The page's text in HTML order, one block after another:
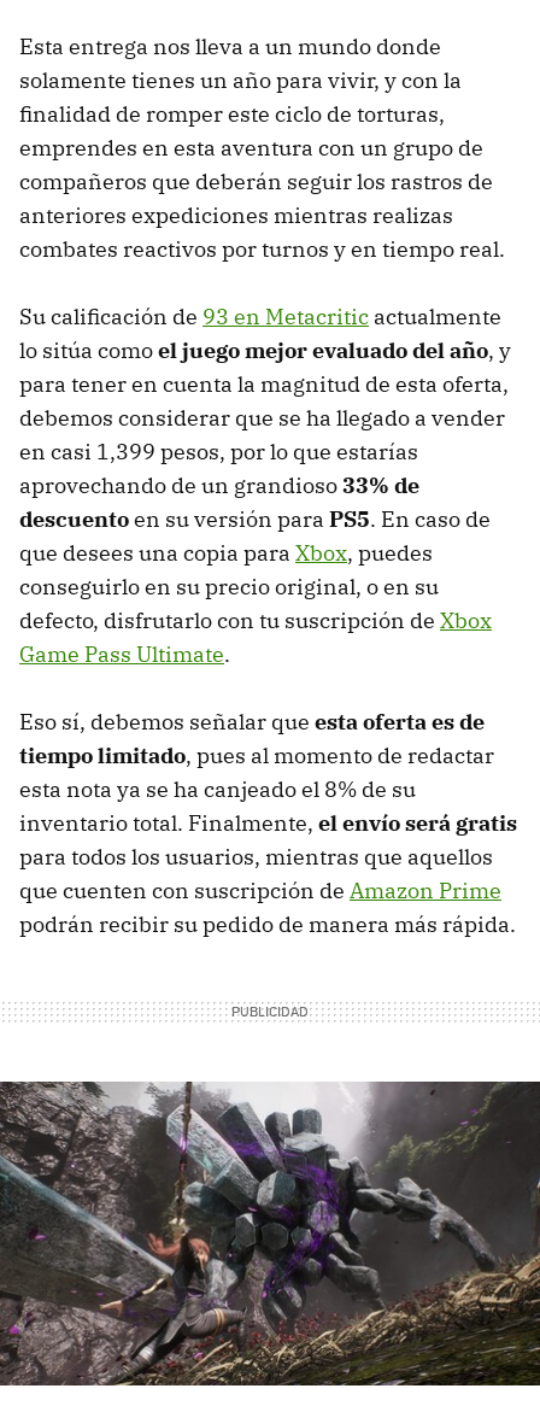
Esta entrega nos lleva a un mundo donde
solamente tienes un año para vivir, y con la
finalidad de romper este ciclo de torturas,
emprendes en esta aventura con un grupo de
compañeros que deberán seguir los rastros de
anteriores expediciones mientras realizas
combates reactivos por turnos y en tiempo real.
Su calificación de 93 en Metacritic actualmente
lo sitúa comoel juego mejor evaluado del año, y
para tener en cuenta la magnitud de esta oferta,
debemos considerar que se ha llegado a vender
en casi 1,399 pesos, por lo que estarías
aprovechando de un grandioso33% de
descuentoen su versión para PS5. En caso de
que desees una copia para Xbox, puedes
conseguirlo en su precio original, o en su
defecto, disfrutarlo con tu suscripción de Xbox
Game Pass Ultimate.
Eso sí, debemos señalar que esta oferta es de
tiempo limitado, pues al momento de redactar
esta nota ya se ha canjeado el 8% de su
inventario total. Finalmente, el envío será gratis
para todos los usuarios, mientras que aquellos
que cuenten con suscripción de Amazon Prime
podrán recibir su pedido de manera más rápida.